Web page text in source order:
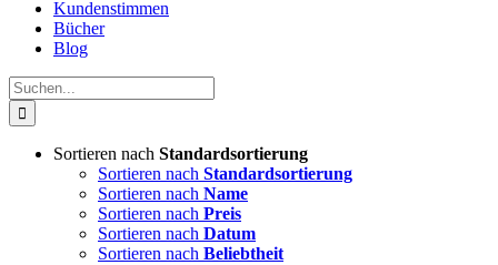
Kundenstimmen
Bücher
Blog
Suche
nach:
Sortieren nach Standardsortierung
Sortieren nach Standardsortierung
Sortieren nach Name
Sortieren nach Preis
Sortieren nach Datum
Sortieren nach Beliebtheit